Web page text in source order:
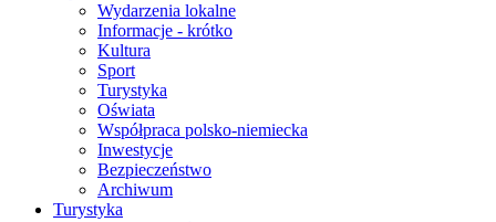
Wydarzenia lokalne
Informacje - krótko
Kultura
Sport
Turystyka
Oświata
Współpraca polsko-niemiecka
Inwestycje
Bezpieczeństwo
Archiwum
Turystyka